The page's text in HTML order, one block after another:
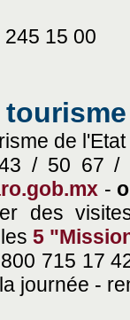
245 15 00
de
/ 50 67
-
des
les5
715 17
journée -